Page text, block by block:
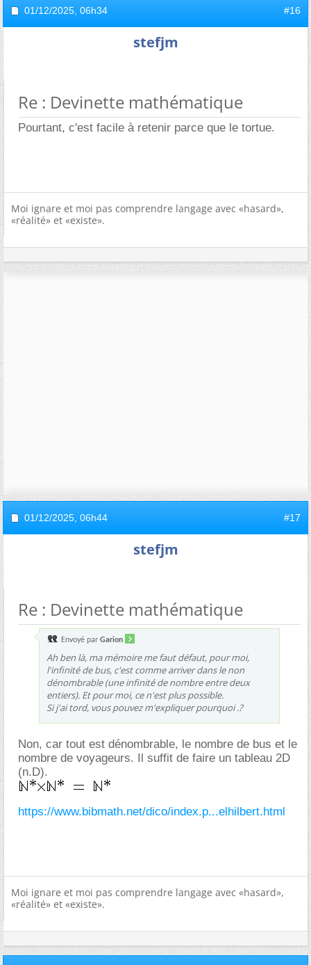
01/12/2025, 06h34 #16
stefjm
Re : Devinette mathématique
Pourtant, c'est facile à retenir parce que le tortue.
Moi ignare et moi pas comprendre langage avec «hasard»,
«réalité» et «existe».
01/12/2025, 06h44 #17
stefjm
Re : Devinette mathématique
Envoyé par Garion
Ah ben là, ma mémoire me faut défaut, pour moi,
l'infinité de bus, c'est comme arriver dans le non
dénombrable (une infinité de nombre entre deux
entiers). Et pour moi, ce n'est plus possible.
Si j'ai tord, vous pouvez m'expliquer pourquoi .?
Non, car tout est dénombrable, le nombre de bus et le
nombre de voyageurs. Il suffit de faire un tableau 2D
(n.D).
https://www.bibmath.net/dico/index.p...elhilbert.html
Moi ignare et moi pas comprendre langage avec «hasard»,
«réalité» et «existe».